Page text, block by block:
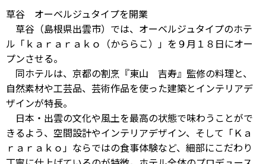
草谷 オーベルジュタイプを開業
草谷（島根県出雲市）では、オーベルジュタイプのホテ
ル「ｋａｒａｒａｋｏ（かららこ）」を９月１８日にオー
プンさせる。
同ホテルは、京都の割烹『東山 吉寿』監修の料理と、
自然素材や工芸品、芸術作品を使った建築とインテリアデ
ザインが特長。
日本・出雲の文化や風土を最高の状態で味わうことがで
きるよう、空間設計やインテリアデザイン、そして「Ｋａ
ｒａｒａｋｏ」ならではの食事体験など、細部にこだわり